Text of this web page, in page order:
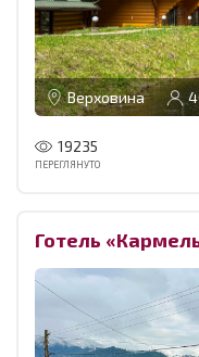
Верховина
19235
ПЕРЕГЛЯНУТО
Готель